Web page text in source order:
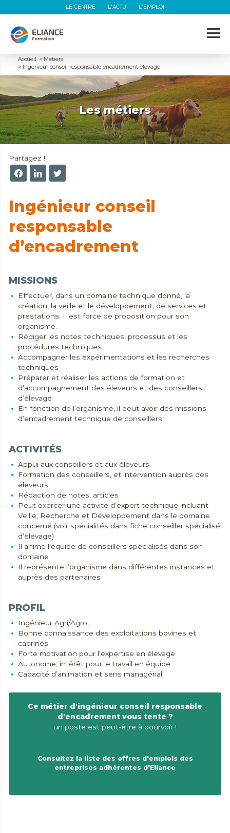
LE CENTRE L'ACTU L'EMPLOI
Accueil > Metiers
> Ingenieur conseil responsable encadrement elevage
Les métiers
Partagez !
Ingénieur conseil
responsable
d’encadrement
MISSIONS
Effectuer, dans un domaine technique donné, la
création, la veille et le développement, de services et
prestations. Il est force de proposition pour son
organisme.
Rédiger les notes techniques, processus et les
procédures techniques
Accompagner les expérimentations et les recherches
techniques
Préparer et réaliser les actions de formation et
d’accompagnement des éleveurs et des conseillers
d’élevage
En fonction de l’organisme, il peut avoir des missions
d’encadrement technique de conseillers
ACTIVITÉS
Appui aux conseillers et aux éleveurs
Formation des conseillers, et intervention auprès des
éleveurs
Rédaction de notes, articles
Peut exercer une activité d’expert technique incluant
Veille, Recherche et Développement dans le domaine
concerné (voir spécialités dans fiche conseiller spécialisé
d’élevage)
Il anime l’équipe de conseillers spécialisés dans son
domaine
Il représente l’organisme dans différentes instances et
auprès des partenaires
PROFIL
Ingénieur Agri/Agro,
Bonne connaissance des exploitations bovines et
caprines
Forte motivation pour l’expertise en élevage
Autonome, intérêt pour le travail en équipe
Capacité d’animation et sens managérial
Ce métier d'ingénieur conseil responsable
d'encadrement vous tente ?
un poste est peut-être à pourvoir !
Consultez la liste des offres d'emplois des
entreprises adhérentes d'Eliance